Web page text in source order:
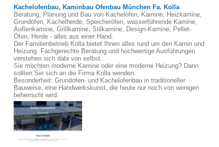
Kachelofenbau, Kaminbau Ofenbau München Fa. Kolla
Beratung, Planung und Bau von Kachelöfen, Kamine, Heizkamine,
Grundöfen, Kachelherde, Speicheröfen, wasserführende Kamine,
Außenkamine, Grillkamine, Stilkamine, Design-Kamine, Pellet-
Öfen, Herde - alles aus einer Hand.
Der Familienbetrieb Kolla bietet Ihnen alles rund um den Kamin und
Heizung. Fachgerechte Beratung und hochwertige Ausführungen
verstehen sich dabi von selbst.
Sie möchten moderne Kamine oder eine moderne Heizung? Dann
sollten Sie sich an die Firma Kolla wenden.
Besonderheit: Grundofen- und Kachelofenbau in traditioneller
Bauweise, eine Handwerkskunst, die heute nur noch von wenigen
beherrscht wird.